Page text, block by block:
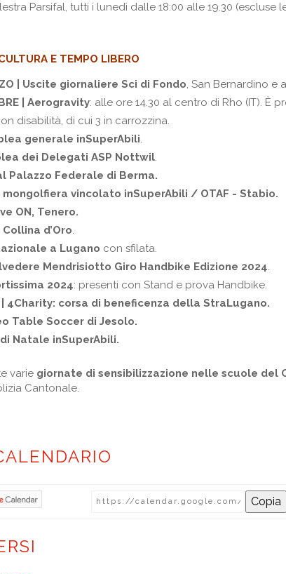
Parsifal, tutti i lunedì dalle 18:00 alle 19.30 (escluse
E TEMPO LIBERO
| Uscite giornaliere Sci di Fondo, San Bernardino e
| Aerogravity: alle ore 14.30 al centro di Rho (IT). È
disabilità, di cui 3 in carrozzina.
generale inSuperAbili.
dei Delegati ASP Nottwil.
Palazzo Federale di Berma.
mongolfiera vincolato inSuperAbili / OTAF - Stabio.
ON, Tenero.
Collina d’Oro.
a Lugano con sfilata.
Mendrisiotto Giro Handbike Edizione 2024.
2024: presenti con Stand e prova Handbike.
| 4Charity: corsa di beneficenza della StraLugano.
Table Soccer di Jesolo.
di Natale inSuperAbili.
varie giornate di sensibilizzazione nelle scuole del
Cantonale.
Copia